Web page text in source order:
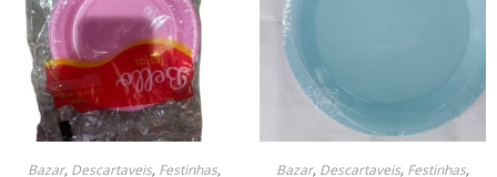
Bazar, Descartaveis, Festinhas, Bazar, Descartaveis, Festinhas,